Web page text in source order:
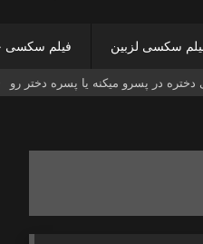
فیلم سکسی سکسی لزبین
دختره در پسرو میکنه یا پسره دختر رو